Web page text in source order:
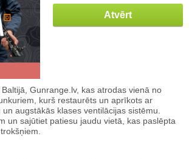
Atvērt
Gunrange.lv, kas atrodas vienā no
kurš restaurēts un aprīkots ar
augstākās klases ventilācijas sistēmu.
un sajūtiet patiesu jaudu vietā, kas paslēpta